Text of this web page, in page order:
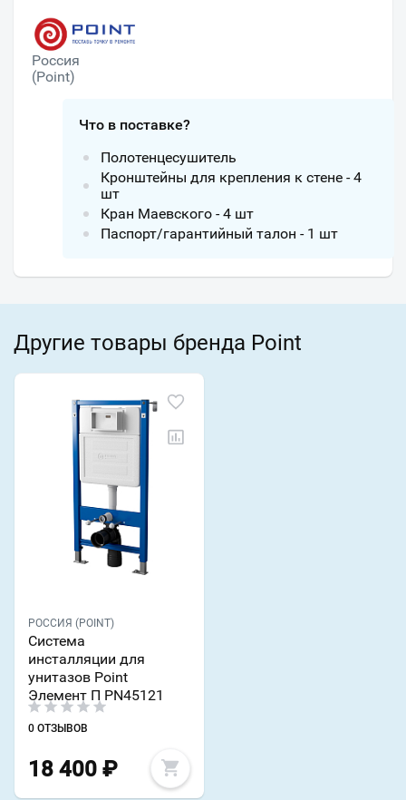
Россия
(Point)
Что в поставке?
Полотенцесушитель
Кронштейны для крепления к стене - 4
шт
Кран Маевского - 4 шт
Паспорт/гарантийный талон - 1 шт
Другие товары бренда Point
РОССИЯ (POINT)
Система
инсталляции для
унитазов Point
Элемент П PN45121
0 ОТЗЫВОВ
18 400 ₽